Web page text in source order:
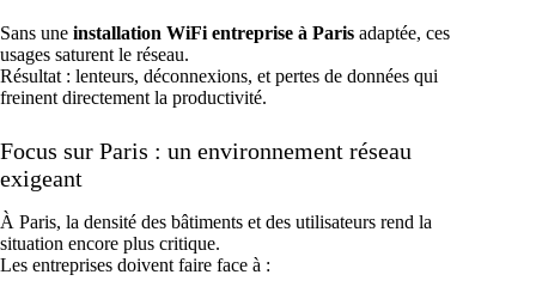
Sans une installation WiFi entreprise à Paris adaptée, ces
usages saturent le réseau.
Résultat : lenteurs, déconnexions, et pertes de données qui
freinent directement la productivité.
Focus sur Paris : un environnement réseau
exigeant
À Paris, la densité des bâtiments et des utilisateurs rend la
situation encore plus critique.
Les entreprises doivent faire face à :